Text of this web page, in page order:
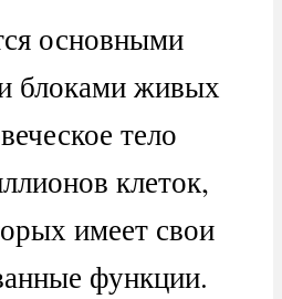
основными
блоками живых
тело
клеток,
имеет свои
функции.